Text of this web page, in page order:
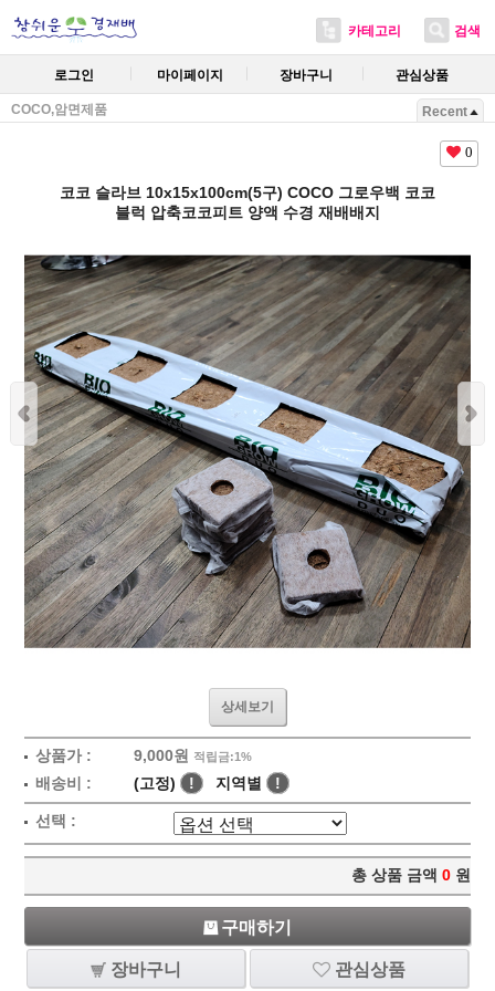
카테고리 검색
로그인 마이페이지 장바구니 관심상품
COCO,암면제품 Recent
0
코코 슬라브 10x15x100cm(5구) COCO 그로우백 코코
블럭 압축코코피트 양액 수경 재배배지
상세보기
상품가 : 9,000원 적립금:1%
배송비 : (고정) ! 지역별 !
선택 :
총 상품 금액 0 원
구매하기
장바구니 관심상품